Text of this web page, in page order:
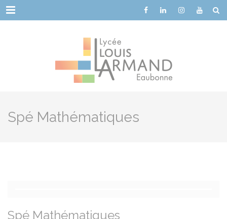
Menu
Spé Mathématiques
Spé Mathématiques
Cookies management panel